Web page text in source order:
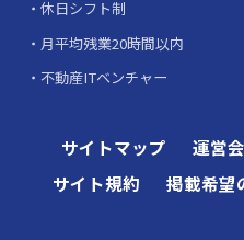
休日シフト制
月平均残業20時間以内
不動産ITベンチャー
サイトマップ 運営
サイト規約
掲載希望